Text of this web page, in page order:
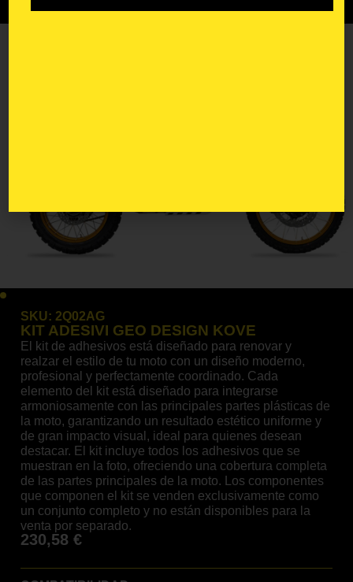
SKU: 2Q02AG
KIT ADESIVI GEO DESIGN KOVE
El kit de adhesivos está diseñado para renovar y
realzar el estilo de tu moto con un diseño moderno,
profesional y perfectamente coordinado. Cada
elemento del kit está diseñado para integrarse
armoniosamente con las principales partes plásticas de
la moto, garantizando un resultado estético uniforme y
de gran impacto visual, ideal para quienes desean
destacar. El kit incluye todos los adhesivos que se
muestran en la foto, ofreciendo una cobertura completa
de las partes principales de la moto. Los componentes
que componen el kit se venden exclusivamente como
un conjunto completo y no están disponibles para la
venta por separado.
230,58€